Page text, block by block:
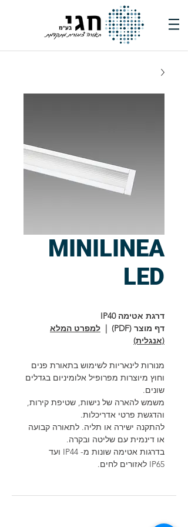
MINILINEA
LED
דרגת אטימה IP40
דף מוצר (PDF) |
למפרט המלא
(אנגלית)
מנורות לינאריות לשימוש בתאורת פנים
וחוץ מיוצרות מפרופיל אלומיניום בגדלים
שונים.
משמש להארה של נישות, שטיפת קירות,
והדגשת פרטי אדריכלות.
להתקנה ישירה או תליה. לתאורה קבועה
או דינמית עם שליטה ובקרה.
בדרגות אטימה שונות מ- IP44 ועד
IP65 לאזורים לחים.